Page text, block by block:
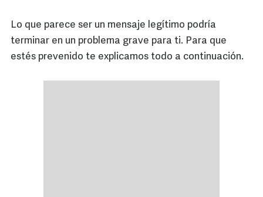
Lo que parece ser un mensaje legítimo podría
terminar en un problema grave para ti. Para que
estés prevenido te explicamos todo a continuación.